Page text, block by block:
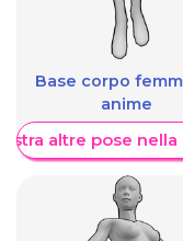
Base corpo
anime
altre pose